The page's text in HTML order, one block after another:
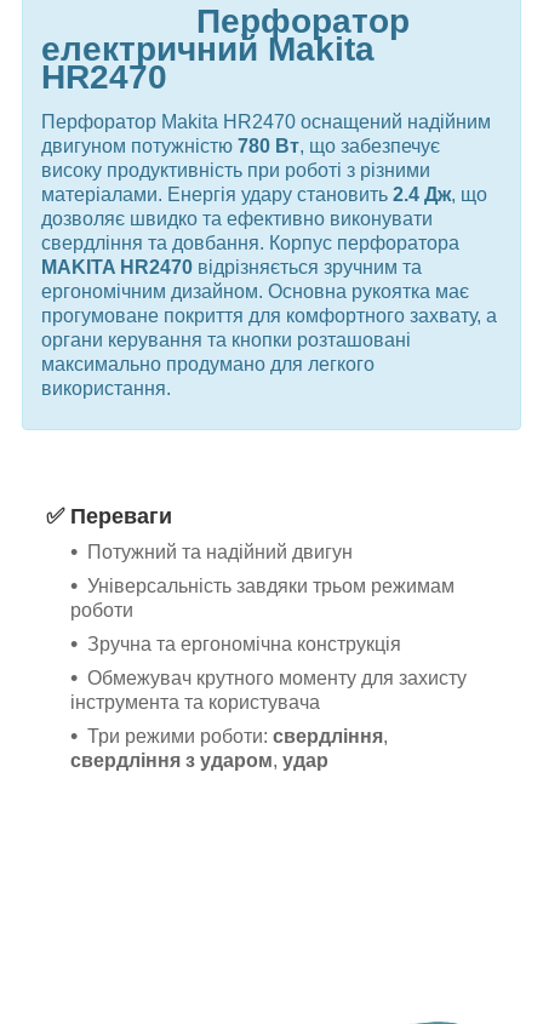
Перфоратор
електричний Makita
HR2470
Перфоратор Makita HR2470 оснащений надійним
двигуном потужністю 780 Вт, що забезпечує
високу продуктивність при роботі з різними
матеріалами. Енергія удару становить 2.4 Дж, що
дозволяє швидко та ефективно виконувати
свердління та довбання. Корпус перфоратора
MAKITA HR2470 відрізняється зручним та
ергономічним дизайном. Основна рукоятка має
прогумоване покриття для комфортного захвату, а
органи керування та кнопки розташовані
максимально продумано для легкого
використання.
✅ Переваги
Потужний та надійний двигун
Універсальність завдяки трьом режимам
роботи
Зручна та ергономічна конструкція
Обмежувач крутного моменту для захисту
інструмента та користувача
Три режими роботи: свердління,
свердління з ударом, удар